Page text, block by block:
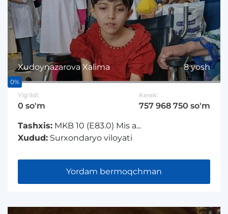
Xudoynazarova Xalima 8 yosh
0%
Yig'ildi:
0 so'm
Kerak:
757 968 750 so'm
Tashxis: MKB 10 (E83.0) Mis a...
Xudud: Surxondaryo viloyati
Yordam bermoqchman